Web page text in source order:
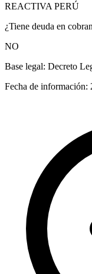
REACTIVA PERÚ
¿Tiene deuda en
NO
Base legal: Decreto
Fecha de información: